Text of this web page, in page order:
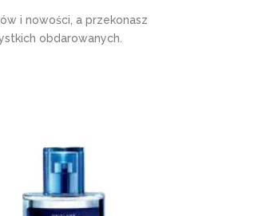
i nowości, a przekonasz
obdarowanych.